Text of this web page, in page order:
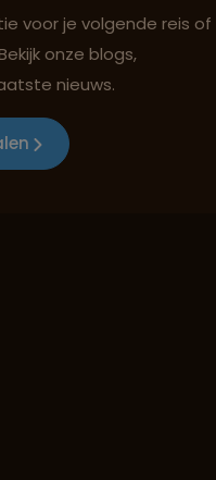
voor je volgende reis of
onze blogs,
nieuws.